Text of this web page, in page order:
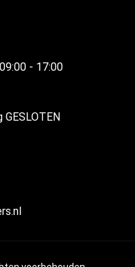
- 17:00